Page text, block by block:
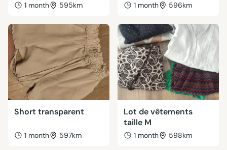
1 month 595km 1 month 596km
Short transparent
1 month 597km
Lot de vêtements
taille M
1 month 598km